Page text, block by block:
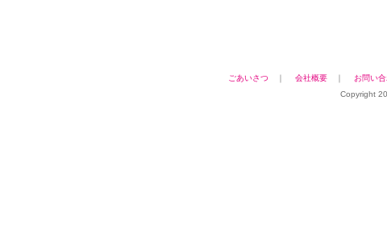
ごあいさつ ｜ 会社概要 ｜ お問い
Copyright